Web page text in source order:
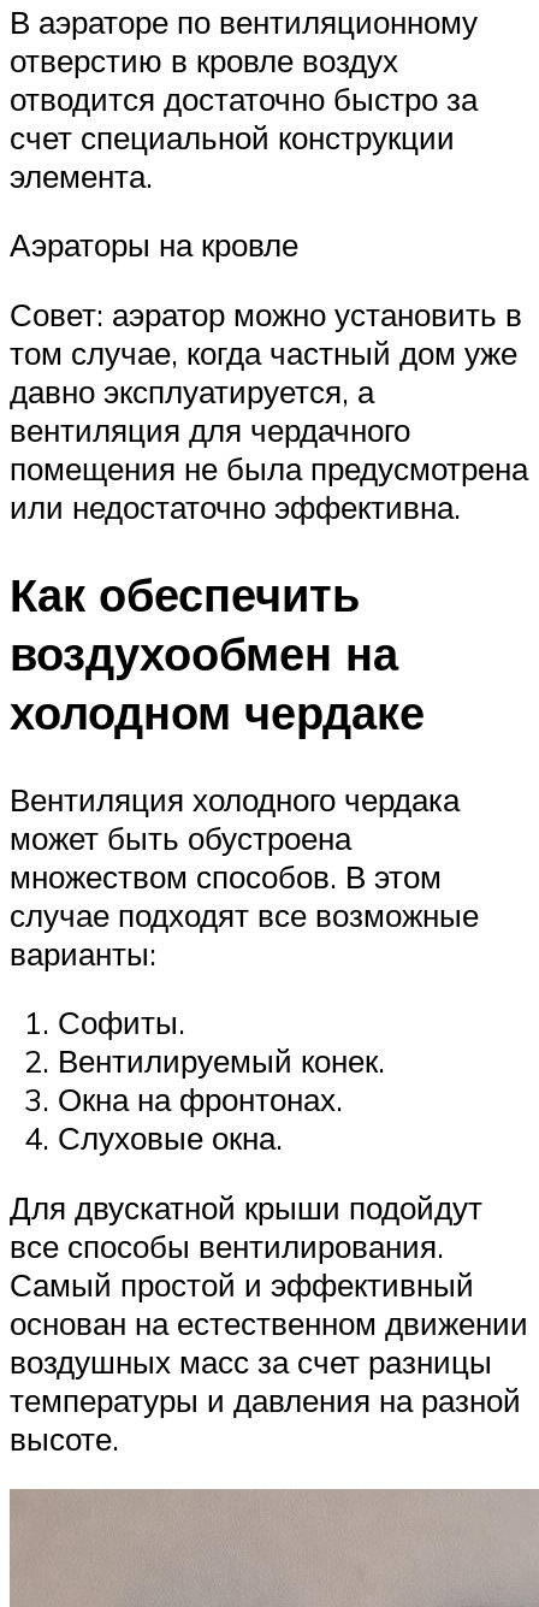
В аэраторе по вентиляционному
отверстию в кровле воздух
отводится достаточно быстро за
счет специальной конструкции
элемента.
Аэраторы на кровле
Совет: аэратор можно установить в
том случае, когда частный дом уже
давно эксплуатируется, а
вентиляция для чердачного
помещения не была предусмотрена
или недостаточно эффективна.
Как обеспечить
воздухообмен на
холодном чердаке
Вентиляция холодного чердака
может быть обустроена
множеством способов. В этом
случае подходят все возможные
варианты:
Софиты.
Вентилируемый конек.
Окна на фронтонах.
Слуховые окна.
Для двускатной крыши подойдут
все способы вентилирования.
Самый простой и эффективный
основан на естественном движении
воздушных масс за счет разницы
температуры и давления на разной
высоте.